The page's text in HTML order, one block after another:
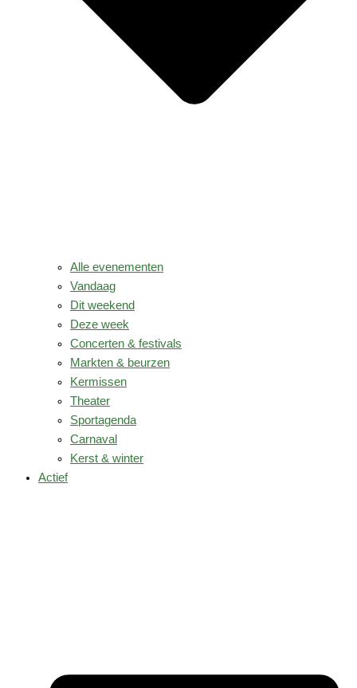
Alle evenementen
Vandaag
Dit weekend
Deze week
Concerten & festivals
Markten & beurzen
Kermissen
Theater
Sportagenda
Carnaval
Kerst & winter
Actief